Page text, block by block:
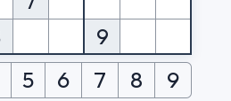
9
5 6 7 8 9